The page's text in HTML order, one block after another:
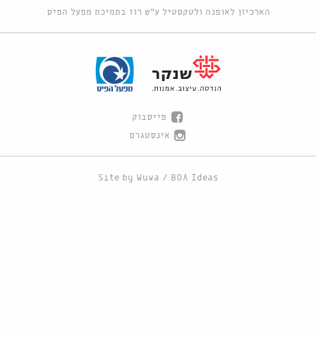
הארכיון לאופנה ולטקסטיל ע"ש רוז בתמיכת מפעל הפיס
פייסבוק
אינסטגרם
Site by Wuwa / BOA Ideas